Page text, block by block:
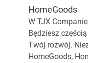
HomeGoods
W TJX
Będziesz
Twój rozwój.
HomeGoods,